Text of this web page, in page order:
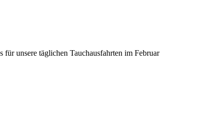
unsere täglichen Tauchausfahrten im Februar